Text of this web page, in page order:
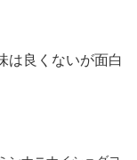
は良くないが面白